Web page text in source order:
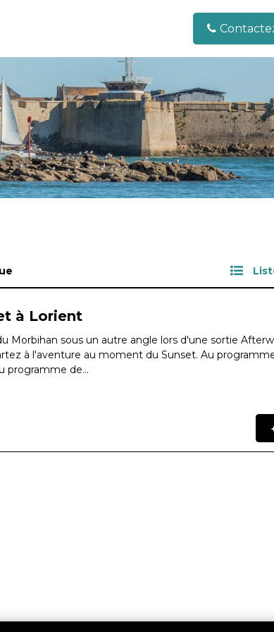
à Lorient
Morbihan sous un autre angle lors d'une sortie
à l'aventure au moment du Sunset. Au
programme de...